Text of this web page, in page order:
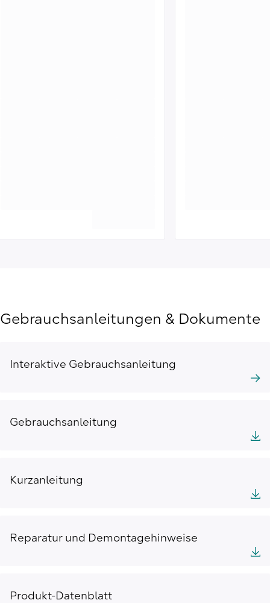
Gebrauchsanleitungen & Dokumente
Interaktive Gebrauchsanleitung
Gebrauchsanleitung
Kurzanleitung
Reparatur und Demontagehinweise
Produkt-Datenblatt